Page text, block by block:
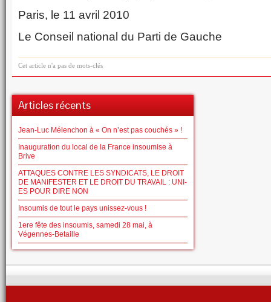
Paris, le 11 avril 2010
Le Conseil national du Parti de Gauche
Cet article n'a pas de mots-clés
Articles récents
Jean-Luc Mélenchon à « On n’est pas couchés » !
Inauguration du local de la France insoumise à
Brive
ATTAQUES CONTRE LES SYNDICATS, LE DROIT
DE MANIFESTER ET LE DROIT DU TRAVAIL : UNI-
ES POUR DIRE NON
Insoumis de tout le pays unissez-vous !
1ere fête des insoumis, samedi 28 mai, à
Végennes-Betaille